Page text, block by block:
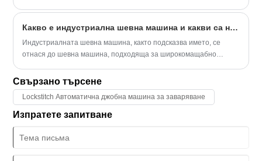
професионално ателие е шевната машина за закрепване на
копчета.
Какво е индустриална шевна машина и какви са нейните предимства и недостатъци?
Индустриалната шевна машина, както подсказва името, се
отнася до шевна машина, подходяща за широкомащабно
сектори.
Свързано търсене
Lockstitch Автоматична джобна машина за заваряване
Изпратете запитване